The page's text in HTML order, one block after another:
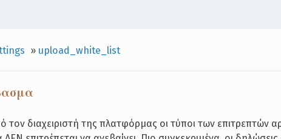
» upload_white_list
διαχειριστή της πλατφόρμας οι τύποι των επιτρεπτών